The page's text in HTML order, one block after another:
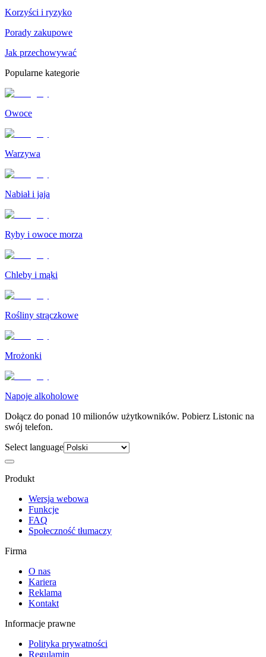
Korzyści i ryzyko
Porady zakupowe
Jak przechowywać
Popularne kategorie
Owoce
Warzywa
Nabiał i jaja
Ryby i owoce morza
Chleby i mąki
Rośliny strączkowe
Mrożonki
Napoje alkoholowe
Dołącz do ponad 10 milionów użytkowników. Pobierz Listonic na
swój telefon.
Select language
Produkt
Wersja webowa
Funkcje
FAQ
Społeczność tłumaczy
Firma
O nas
Kariera
Reklama
Kontakt
Informacje prawne
Polityka prywatności
Regulamin